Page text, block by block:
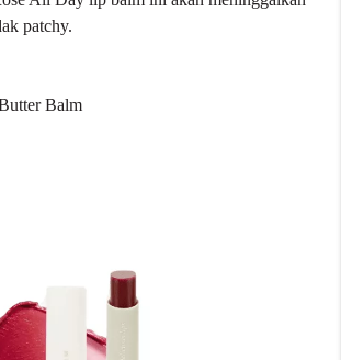
patchy.
Balm